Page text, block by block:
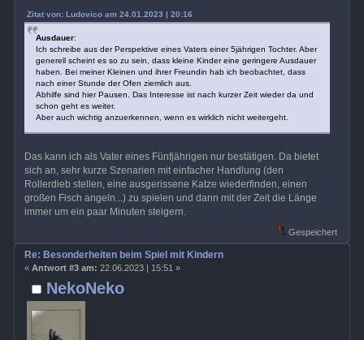
Zitat von: Ludovico am 24.01.2023 | 20:16
Ausdauer:
Ich schreibe aus der Perspektive eines Vaters einer 5jährigen Tochter. Aber
generell scheint es so zu sein, dass kleine Kinder eine geringere Ausdauer
haben. Bei meiner Kleinen und ihrer Freundin hab ich beobachtet, dass
nach einer Stunde der Ofen ziemlich aus.
Abhilfe sind hier Pausen. Das Interesse ist nach kurzer Zeit wieder da und
schon geht es weiter.
Aber auch wichtig anzuerkennen, wenn es wirklich nicht weitergeht.
Das kann ich als Vater eines Fünfjährigen nur bestätigen. Da bietet
sich an, sehr kurze Szenarien mit einfacher Handlung (den
Rollerdieb stellen, eine ausgerissene Katze wiederfinden, einen
großen Fisch angeln...) zu spielen und dann mit der Zeit die Länge
immer um ein paar Minuten steigern.
Gespeichert
NekoNeko
Re: Besonderheiten beim Spiel mit Kindern
« Antwort #3 am: 22.06.2023 | 15:51 »